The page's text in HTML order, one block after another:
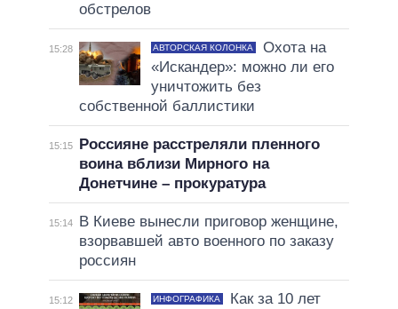
обстрелов
15:28 АВТОРСКАЯ КОЛОНКА
Охота на
«Искандер»: можно ли его
уничтожить без
собственной баллистики
15:15
Россияне расстреляли пленного
воина вблизи Мирного на
Донетчине – прокуратура
15:14
В Киеве вынесли приговор женщине,
взорвавшей авто военного по заказу
россиян
15:12 ИНФОГРАФИКА
Как за 10 лет